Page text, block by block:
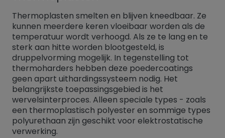
Thermoplasten smelten en blijven kneedbaar. Ze
kunnen meerdere keren vloeibaar worden als de
temperatuur wordt verhoogd. Als ze te lang en te
sterk aan hitte worden blootgesteld, is
druppelvorming mogelijk. In tegenstelling tot
thermoharders hebben deze poedercoatings
geen apart uithardingssysteem nodig. Het
belangrijkste toepassingsgebied is het
wervelsinterproces. Alleen speciale types - zoals
een thermoplastisch polyester en sommige types
polyurethaan zijn geschikt voor elektrostatische
verwerking.